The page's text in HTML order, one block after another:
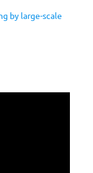
by large-scale